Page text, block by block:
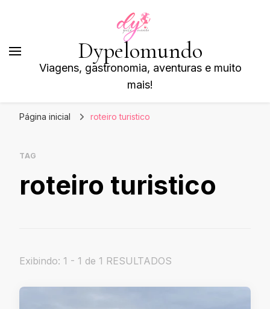
Dypelomundo
Viagens, gastronomia, aventuras e muito
mais!
Página inicial roteiro turistico
TAG
roteiro turistico
Exibindo: 1 - 1 de 1 RESULTADOS